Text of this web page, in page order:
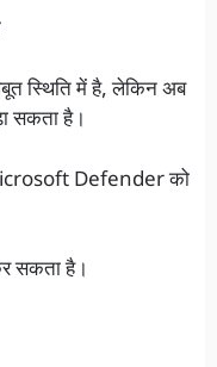
स्थिति में है, लेकिन अब
सकता है।
Defender को
सकता है।